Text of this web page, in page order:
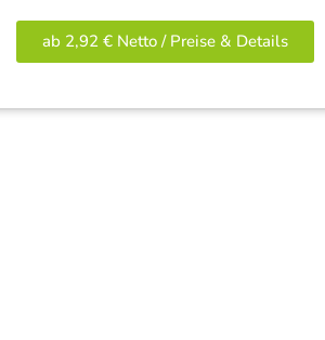
ab 2,92 € Netto / Preise & Details